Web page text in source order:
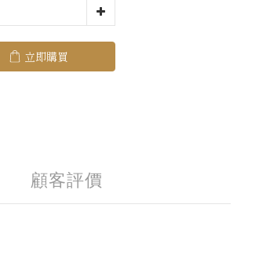
立即購買
顧客評價